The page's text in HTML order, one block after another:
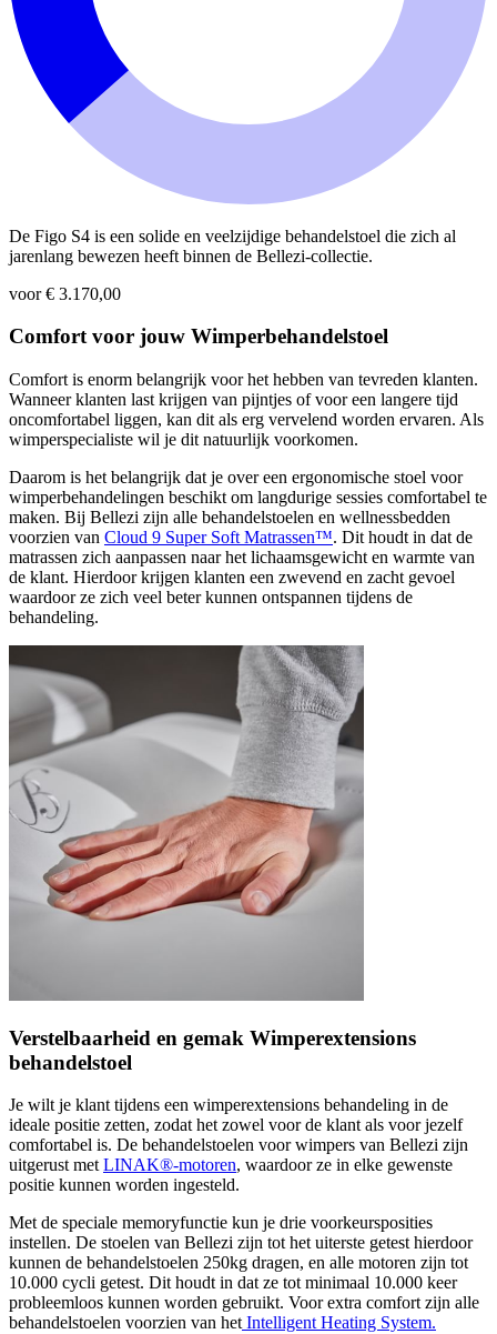
De Figo S4 is een solide en veelzijdige behandelstoel die zich al
jarenlang bewezen heeft binnen de Bellezi-collectie.
voor € 3.170,00
Comfort voor jouw Wimperbehandelstoel
Comfort is enorm belangrijk voor het hebben van tevreden klanten.
Wanneer klanten last krijgen van pijntjes of voor een langere tijd
oncomfortabel liggen, kan dit als erg vervelend worden ervaren. Als
wimperspecialiste wil je dit natuurlijk voorkomen.
Daarom is het belangrijk dat je over een ergonomische stoel voor
wimperbehandelingen beschikt om langdurige sessies comfortabel te
maken. Bij Bellezi zijn alle behandelstoelen en wellnessbedden
voorzien van Cloud 9 Super Soft Matrassen™. Dit houdt in dat de
matrassen zich aanpassen naar het lichaamsgewicht en warmte van
de klant. Hierdoor krijgen klanten een zwevend en zacht gevoel
waardoor ze zich veel beter kunnen ontspannen tijdens de
behandeling.
Verstelbaarheid en gemak Wimperextensions
behandelstoel
Je wilt je klant tijdens een wimperextensions behandeling in de
ideale positie zetten, zodat het zowel voor de klant als voor jezelf
comfortabel is. De behandelstoelen voor wimpers van Bellezi zijn
uitgerust metLINAK®-motoren, waardoor ze in elke gewenste
positie kunnen worden ingesteld.
Met de speciale memoryfunctie kun je drie voorkeursposities
instellen. De stoelen van Bellezi zijn tot het uiterste getest hierdoor
kunnen de behandelstoelen 250kg dragen, en alle motoren zijn tot
10.000 cycli getest. Dit houdt in dat ze tot minimaal 10.000 keer
probleemloos kunnen worden gebruikt. Voor extra comfort zijn alle
behandelstoelen voorzien van hetIntelligent Heating System.